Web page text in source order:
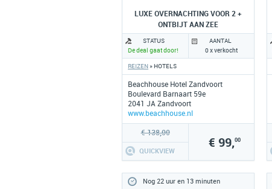
LUXE OVERNACHTING VOOR 2 +
ONTBIJT AAN ZEE
Beachhouse Hotel Zandvoort
Boulevard Barnaart 59e
2041 JA Zandvoort
www.beachhouse.nl
REIZEN» HOTELS
STATUS
De deal gaat door!
AANTAL
0 x verkocht
€ 138,00
QUICKVIEW
€ 99,00
Nog 22 uur en 13 minuten